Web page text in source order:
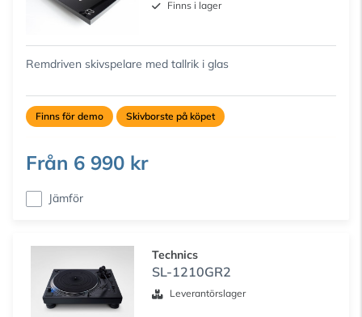
Finns i lager
Remdriven skivspelare med tallrik i glas
Finns för demo Skivborste på köpet
Från 6 990 kr
Jämför
Technics
SL-1210GR2
Leverantörslager